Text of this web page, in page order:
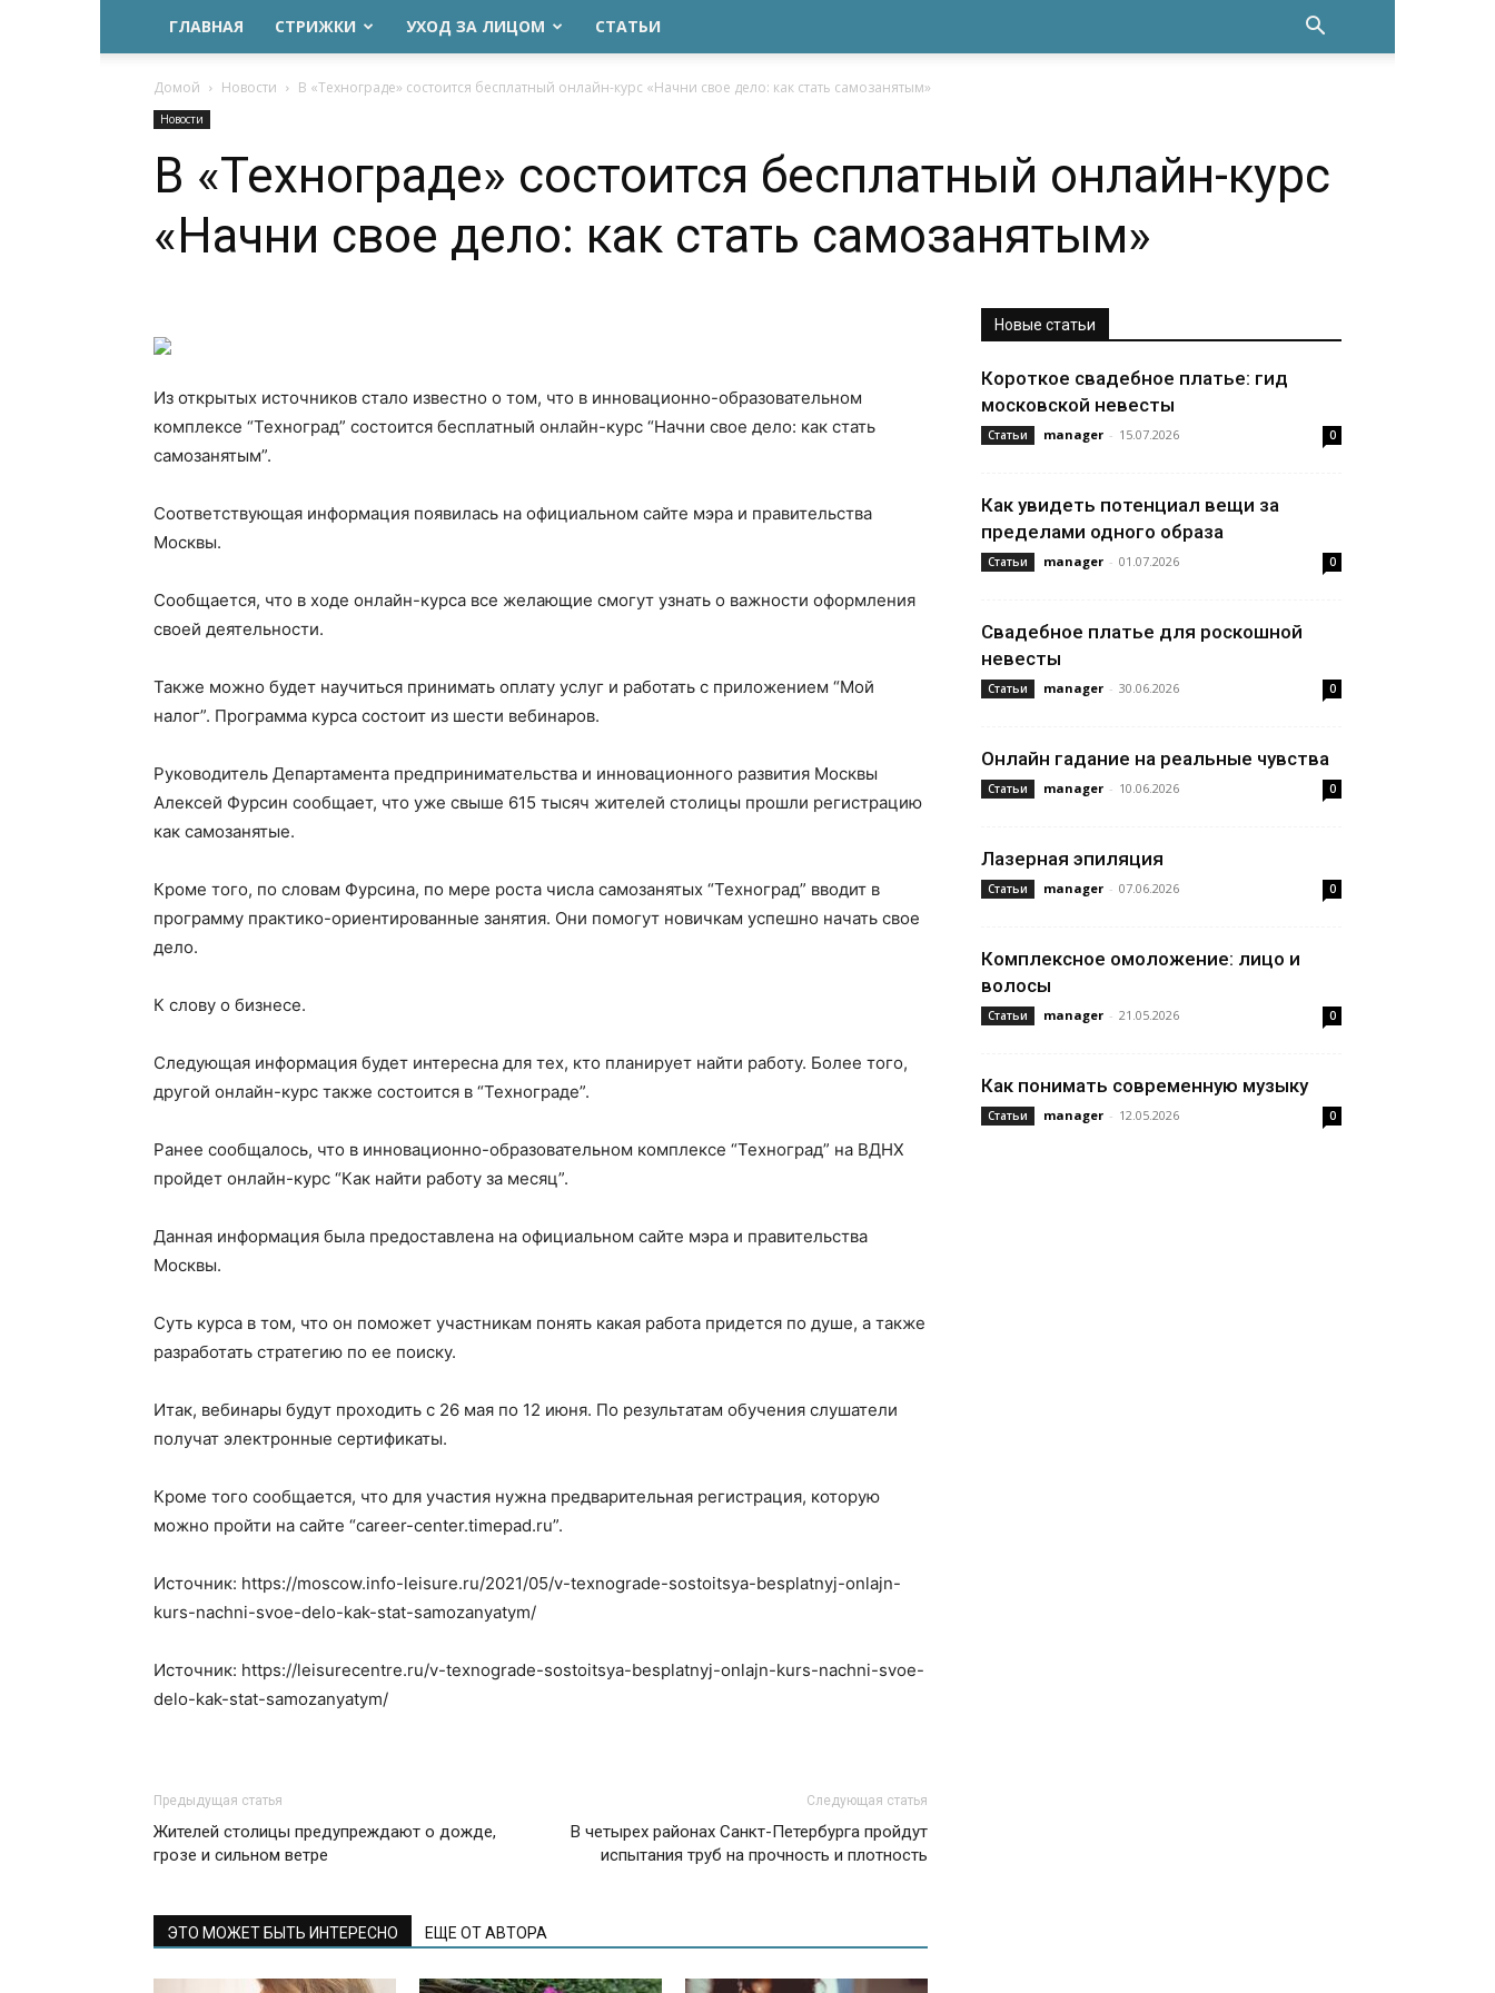
ГЛАВНАЯ СТРИЖКИ УХОД ЗА ЛИЦОМ СТАТЬИ
Домой Новости В «Технограде» состоится бесплатный онлайн-курс «Начни свое дело: как стать самозанятым»
Новости
В «Технограде» состоится бесплатный онлайн-курс
«Начни свое дело: как стать самозанятым»
Из открытых источников стало известно о том, что в инновационно-образовательном
комплексе “Техноград” состоится бесплатный онлайн-курс “Начни свое дело: как стать
самозанятым”.
Соответствующая информация появилась на официальном сайте мэра и правительства
Москвы.
Сообщается, что в ходе онлайн-курса все желающие смогут узнать о важности оформления
своей деятельности.
Также можно будет научиться принимать оплату услуг и работать с приложением “Мой
налог”. Программа курса состоит из шести вебинаров.
Руководитель Департамента предпринимательства и инновационного развития Москвы
Алексей Фурсин сообщает, что уже свыше 615 тысяч жителей столицы прошли регистрацию
как самозанятые.
Кроме того, по словам Фурсина, по мере роста числа самозанятых “Техноград” вводит в
программу практико-ориентированные занятия. Они помогут новичкам успешно начать свое
дело.
К слову о бизнесе.
Следующая информация будет интересна для тех, кто планирует найти работу. Более того,
другой онлайн-курс также состоится в “Технограде”.
Ранее сообщалось, что в инновационно-образовательном комплексе “Техноград” на ВДНХ
пройдет онлайн-курс “Как найти работу за месяц”.
Данная информация была предоставлена на официальном сайте мэра и правительства
Москвы.
Суть курса в том, что он поможет участникам понять какая работа придется по душе, а также
разработать стратегию по ее поиску.
Итак, вебинары будут проходить с 26 мая по 12 июня. По результатам обучения слушатели
получат электронные сертификаты.
Кроме того сообщается, что для участия нужна предварительная регистрация, которую
можно пройти на сайте “career-center.timepad.ru”.
Источник: https://moscow.info-leisure.ru/2021/05/v-texnograde-sostoitsya-besplatnyj-onlajn-
kurs-nachni-svoe-delo-kak-stat-samozanyatym/
Источник: https://leisurecentre.ru/v-texnograde-sostoitsya-besplatnyj-onlajn-kurs-nachni-svoe-
delo-kak-stat-samozanyatym/
Предыдущая статья
Жителей столицы предупреждают о дожде,
грозе и сильном ветре
Следующая статья
В четырех районах Санкт-Петербурга пройдут
испытания труб на прочность и плотность
ЭТО МОЖЕТ БЫТЬ ИНТЕРЕСНО ЕЩЕ ОТ АВТОРА
Новые статьи
Короткое свадебное платье: гид
московской невесты
Статьи manager - 15.07.2026 0
Как увидеть потенциал вещи за
пределами одного образа
Статьи manager - 01.07.2026 0
Свадебное платье для роскошной
невесты
Статьи manager - 30.06.2026 0
Онлайн гадание на реальные чувства
Статьи manager - 10.06.2026 0
Лазерная эпиляция
Статьи manager - 07.06.2026 0
Комплексное омоложение: лицо и
волосы
Статьи manager - 21.05.2026 0
Как понимать современную музыку
Статьи manager - 12.05.2026 0